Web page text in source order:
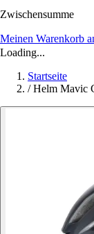
Zwischensumme
Meinen Warenkorb
Loading...
Startseite
/ Helm Mavic